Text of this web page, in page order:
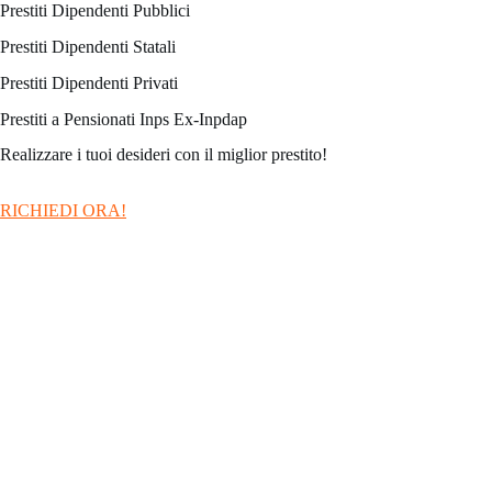
Prestiti Dipendenti Pubblici
Prestiti Dipendenti Statali
Prestiti Dipendenti Privati
Prestiti a Pensionati Inps Ex-Inpdap
Realizzare i tuoi desideri con il miglior prestito!
RICHIEDI ORA!